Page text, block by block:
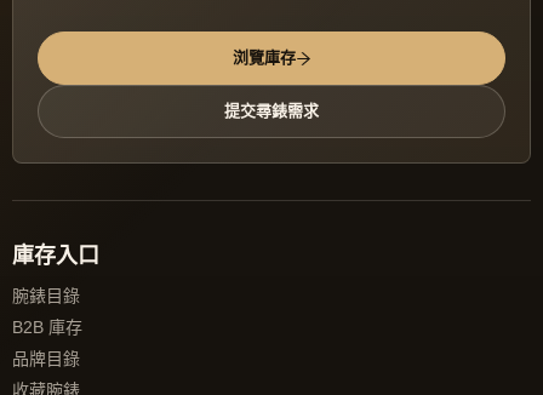
浏覽庫存
提交尋錶需求
庫存入口
腕錶目錄
B2B 庫存
品牌目錄
收藏腕錶